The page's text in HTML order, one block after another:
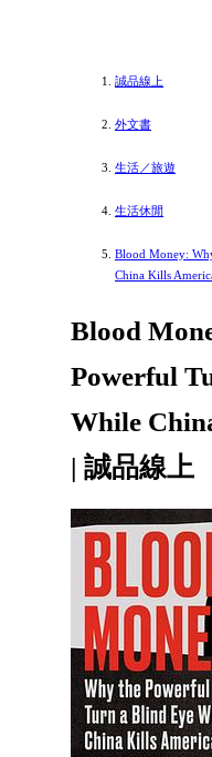
誠品線上
外文書
生活／旅遊
生活休閒
Blood Money:
China Kills
Blood
Powerful
While
| 誠品線上